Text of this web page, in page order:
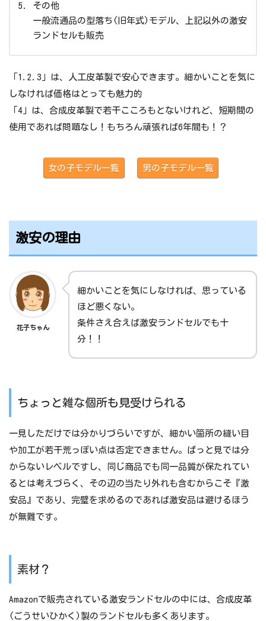
その他
一般流通品の型落ち(旧年式)モデル、上記以外の激安
ランドセルも販売
「1.2.3」は、人工皮革製で安心できます。細かいことを気に
しなければ価格はとっても魅力的
「4」は、合成皮革製で若干こころもとないけれど、短期間の
使用であれば問題なし！もちろん頑張れば6年間も！？
女の子モデル一覧 男の子モデル一覧
激安の理由
花子ちゃん
細かいことを気にしなければ、思っている
ほど悪くない。
条件さえ合えば激安ランドセルでも十
分！！
ちょっと雑な個所も見受けられる
一見しただけでは分かりづらいですが、細かい箇所の縫い目
や加工が若干荒っぽい点は否定できません。ぱっと見では分
からないレベルですし、同じ商品でも同一品質が保たれてい
るとは考えづらく、その辺の当たり外れも含むからこそ『激
安品』であり、完璧を求めるのであれば激安品は避けるほう
が無難です。
素材？
Amazonで販売されている激安ランドセルの中には、合成皮革
(ごうせいひかく)製のランドセルも多くあります。